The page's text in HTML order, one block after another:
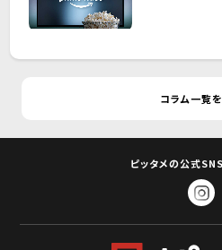
コラム一覧
ピッタメの公式